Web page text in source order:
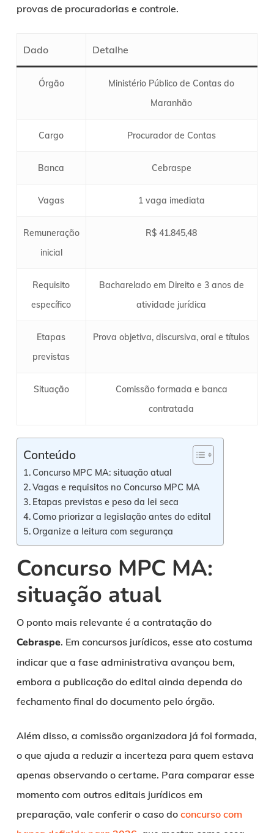
provas de procuradorias e controle.
Dado Detalhe
Órgão
Ministério Público de Contas do
Maranhão
Cargo Procurador de Contas
Banca Cebraspe
Vagas 1 vaga imediata
Remuneração
inicial
R$ 41.845,48
Requisito
específico
Bacharelado em Direito e 3 anos de
atividade jurídica
Etapas
previstas
Prova objetiva, discursiva, oral e títulos
Situação
Comissão formada e banca
contratada
Conteúdo
Concurso MPC MA: situação atual
Vagas e requisitos no Concurso MPC MA
Etapas previstas e peso da lei seca
Como priorizar a legislação antes do edital
Organize a leitura com segurança
Concurso MPC MA:
situação atual
O ponto mais relevante é a contratação do
Cebraspe. Em concursos jurídicos, esse ato costuma
indicar que a fase administrativa avançou bem,
embora a publicação do edital ainda dependa do
fechamento final do documento pelo órgão.
Além disso, a comissão organizadora já foi formada,
o que ajuda a reduzir a incerteza para quem estava
apenas observando o certame. Para comparar esse
momento com outros editais jurídicos em
preparação, vale conferir o caso do concurso com